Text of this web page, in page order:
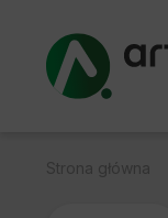
Strona główna